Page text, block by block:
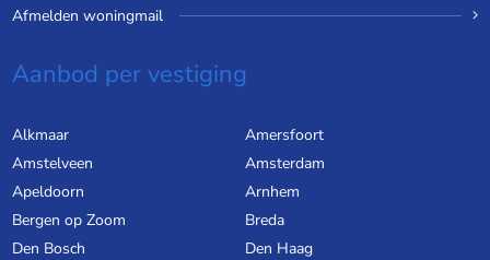
Afmelden woningmail
Aanbod per vestiging
Alkmaar
Amersfoort
Amstelveen
Amsterdam
Apeldoorn
Arnhem
Bergen op Zoom
Breda
Den Bosch
Den Haag